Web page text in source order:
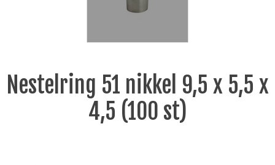
Nestelring 51 nikkel 9,5 x 5,5 x
4,5 (100 st)